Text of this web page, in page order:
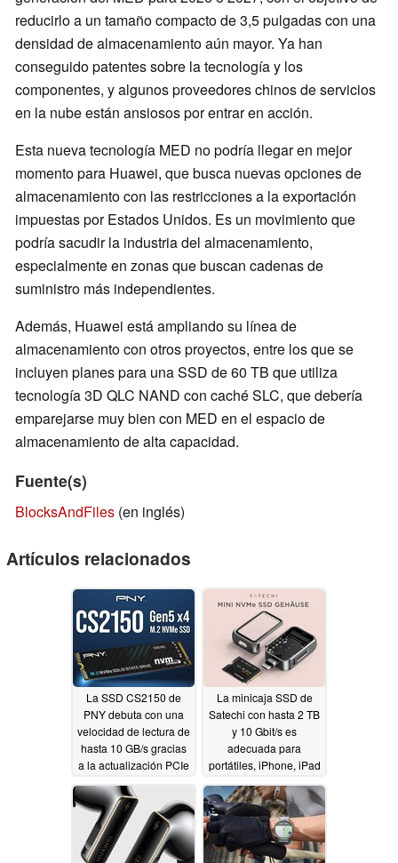
reducirlo a un tamaño compacto de 3,5 pulgadas con una
densidad de almacenamiento aún mayor. Ya han
conseguido patentes sobre la tecnología y los
componentes, y algunos proveedores chinos de servicios
en la nube están ansiosos por entrar en acción.
Esta nueva tecnología MED no podría llegar en mejor
momento para Huawei, que busca nuevas opciones de
almacenamiento con las restricciones a la exportación
impuestas por Estados Unidos. Es un movimiento que
podría sacudir la industria del almacenamiento,
especialmente en zonas que buscan cadenas de
suministro más independientes.
Además, Huawei está ampliando su línea de
almacenamiento con otros proyectos, entre los que se
incluyen planes para una SSD de 60 TB que utiliza
tecnología 3D QLC NAND con caché SLC, que debería
emparejarse muy bien con MED en el espacio de
almacenamiento de alta capacidad.
Fuente(s)
BlocksAndFiles (en inglés)
Artículos relacionados
La SSD CS2150 de
PNY debuta con una
velocidad de lectura de
hasta 10 GB/s gracias
a la actualización PCIe
Gen512/11/2024
La minicaja SSD de
Satechi con hasta 2 TB
y 10 Gbit/s es
adecuada para
portátiles, iPhone, iPad
y más11/30/2024